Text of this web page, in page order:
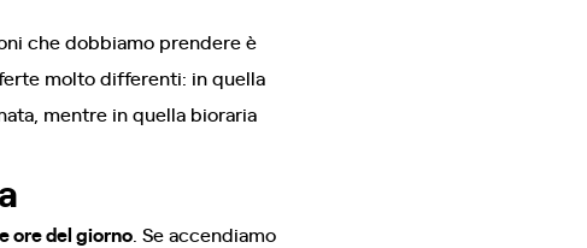
che dobbiamo prendere è
molto differenti: in quella
mentre in quella bioraria
ore del giorno . Se accendiamo